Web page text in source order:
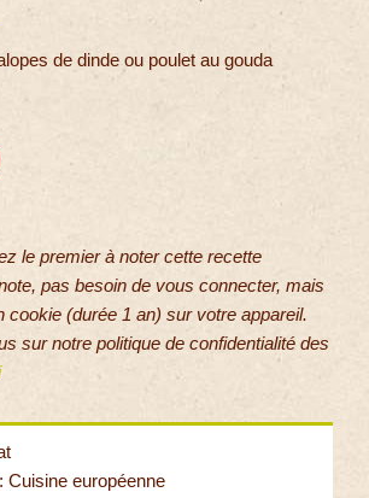
de dinde ou poulet au gouda
le premier à noter cette recette
pas besoin de vous connecter, mais
cookie (durée 1 an) sur votre appareil.
sur notre politique de confidentialité des
Cuisine européenne